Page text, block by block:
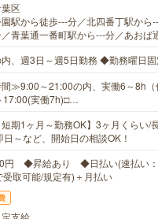
区
駅から徒歩---分／北四番丁駅から
青葉通一番町駅から---分／あおば
内、週3日～週5日勤務 ◆勤務曜日
≫9:00～21:00の内、実働6～8h（
17:00(実働7h)□…
短期1ヶ月～勤務OK】3ヶ月くらい/
～など、開始日の相談OK！
円 ◆昇給あり ◆日払い(速払い：
取可能/規定有)＋月払い
支給